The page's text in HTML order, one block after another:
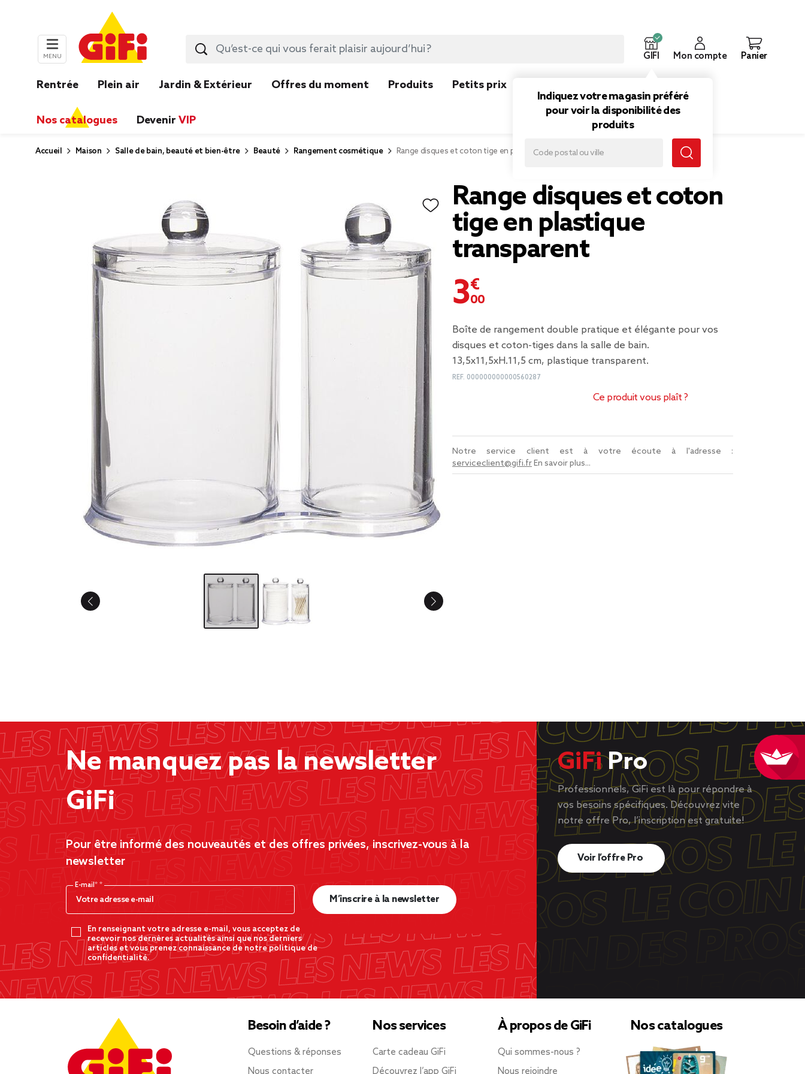
MENU GIFI
Indiquez votre magasin préféré
pour voir la disponibilité des
produits
Mon compte Panier
Rentrée Plein air Jardin & Extérieur Offres du moment Produits Petits prix
Nos catalogues Devenir VIP
Accueil Maison Salle de bain, beauté et bien-être Beauté Rangement cosmétique Range disques et coton tige en plastique transparent
Range disques et coton
tige en plastique
transparent
3,00 €
Boîte de rangement double pratique et élégante pour vos
disques et coton-tiges dans la salle de bain.
13,5x11,5xH.11,5 cm, plastique transparent.
REF. 000000000000560287
Ce produit vous plaît ?
Notre service client est à votre écoute à l'adresse :
serviceclient@gifi.frEn savoir plus...
Ne manquez pas la newsletter
GiFi
Pour être informé des nouveautés et des offres privées, inscrivez-vous à la
newsletter
E-mail*
En renseignant votre adresse e-mail, vous acceptez de
recevoir nos dernères actualités ainsi que nos derniers
articles et vous prenez connaissance de notre politique de
confidentialité.
M’inscrire à la newsletter
GiFiPro
Professionnels, GiFi est là pour répondre à
vos besoins spécifiques. Découvrez vite
notre offre Pro, l’inscription est gratuite!
Voir l’offre Pro
Besoin d’aide ?
Questions & réponses
Nous contacter
Nos services
Carte cadeau GiFi
Découvrez l’app GiFi
À propos de GiFi
Qui sommes-nous ?
Nous rejoindre
Nos catalogues